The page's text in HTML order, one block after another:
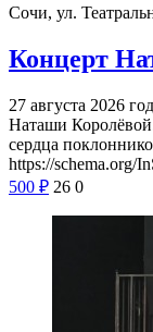
Сочи, ул.
Концерт
27 августа 2026
Наташи
сердца
https://schema.org/
500 ₽ 26 0